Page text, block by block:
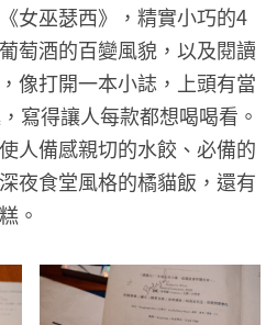
女巫瑟西》，精實小巧的4
萄酒的百變風貌，以及閱讀
像打開一本小誌，上頭有當
寫得讓人每款都想喝喝看。
人備感親切的水餃、必備的
夜食堂風格的橘貓飯，還有
。